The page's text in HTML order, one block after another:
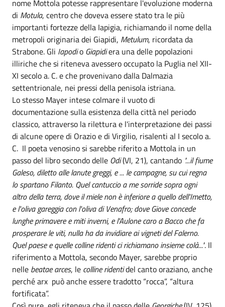
nome Mottola potesse rappresentare l'evoluzione moderna
di Motula, centro che doveva essere stato tra le più
importanti fortezze della Iapigia, richiamando il nome della
metropoli originaria dei Giapidi, Metulum, ricordata da
Strabone. Gli Iapodio Giapidiera una delle popolazioni
illiriche che si riteneva avessero occupato la Puglia nel XII-
XI secolo a. C. e che provenivano dalla Dalmazia
settentrionale, nei pressi della penisola istriana.
Lo stesso Mayer intese colmare il vuoto di
documentazione sulla esistenza della città nel periodo
classico, attraverso la rilettura e l'interpretazione dei passi
di alcune opere di Orazio e di Virgilio, risalenti al I secolo a.
C. Il poeta venosino si sarebbe riferito a Mottola in un
passo del libro secondo delle Odi(VI, 21), cantando "...il fiume
Galeso, diletto alle lanute greggi, e ... le campagne, su cui regna
lo spartano Filanto. Quel cantuccio a me sorride sopra ogni
altro della terra, dove il miele non è inferiore a quello dell'Imetto,
e l'oliva gareggia con l'oliva di Venafro; dove Giove concede
lunghe primavere e miti inverni, e l'Aulone caro a Bacco che fa
prosperare le viti, nulla ha da invidiare ai vigneti del Falerno.
Quel paese e quelle colline ridenti ci richiamano insieme colà...". Il
riferimento a Mottola, secondo Mayer, sarebbe proprio
nelle beatae arces, le colline ridentidel canto oraziano, anche
perché arx può anche essere tradotto “rocca”, “altura
fortificata”.